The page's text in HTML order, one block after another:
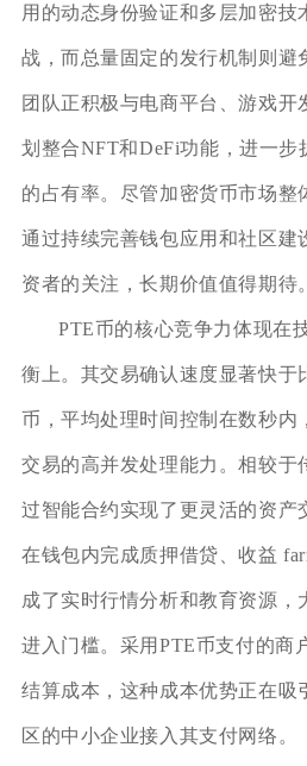
用的动态身份验证和多层加密技
战，而总量固定的发行机制则避
团队正积极与电商平台、游戏开
划整合NFT和DeFi功能，进一步
的占有率。尽管加密货币市场整
通过持续完善钱包应用和社区建
资者的关注，长期价值值得期待。
PTE币的核心竞争力体现在
衡上。其交易确认速度显著快于
币，平均处理时间控制在数秒内
交易的高并发处理能力。相较于
过智能合约实现了更灵活的资产
在钱包内完成质押借贷、收益
成了实时行情分析和教育资源，
进入门槛。采用PTE币支付的商
结算成本，这种成本优势正在吸
区的中小企业接入其支付网络。